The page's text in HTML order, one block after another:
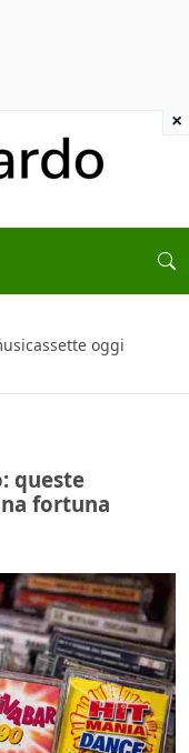
oggi
queste
fortuna
×